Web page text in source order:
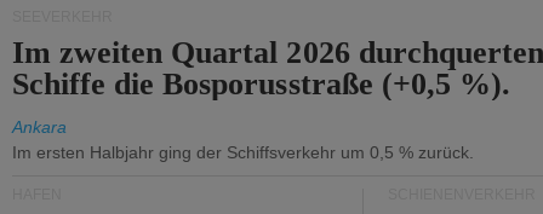
Im zweiten Quartal 2026
Schiffe die Bosporusstraße (+0,5 %).
Ankara
Im ersten Halbjahr ging der Schiffsverkehr um 0,5 % zurück.